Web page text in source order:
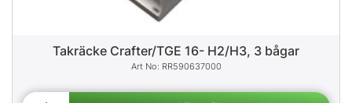
Takräcke Crafter/TGE 16- H2/H3, 3 bågar
RR590637000